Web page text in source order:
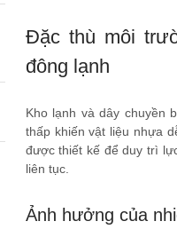
Đặc thù môi
đông lạnh
Kho lạnh và dây chuyền
thấp khiến vật liệu nhựa
được thiết kế để duy trì
liên tục.
Ảnh hưởng của